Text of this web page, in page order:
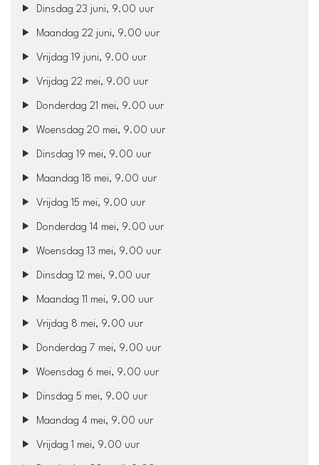
Dinsdag 23 juni, 9.00 uur
Maandag 22 juni, 9.00 uur
Vrijdag 19 juni, 9.00 uur
Vrijdag 22 mei, 9.00 uur
Donderdag 21 mei, 9.00 uur
Woensdag 20 mei, 9.00 uur
Dinsdag 19 mei, 9.00 uur
Maandag 18 mei, 9.00 uur
Vrijdag 15 mei, 9.00 uur
Donderdag 14 mei, 9.00 uur
Woensdag 13 mei, 9.00 uur
Dinsdag 12 mei, 9.00 uur
Maandag 11 mei, 9.00 uur
Vrijdag 8 mei, 9.00 uur
Donderdag 7 mei, 9.00 uur
Woensdag 6 mei, 9.00 uur
Dinsdag 5 mei, 9.00 uur
Maandag 4 mei, 9.00 uur
Vrijdag 1 mei, 9.00 uur